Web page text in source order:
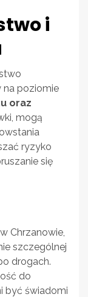
i
na poziomie
oraz
mogą
ryzyko
się
Chrzanowie,
szczególnej
drogach.
do
być świadomi